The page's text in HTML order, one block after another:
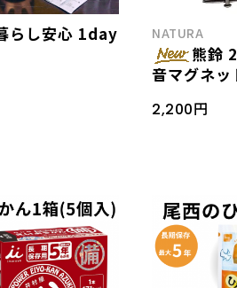
らし安心 1day
NATURA
熊鈴
音マグネッ
2,200円